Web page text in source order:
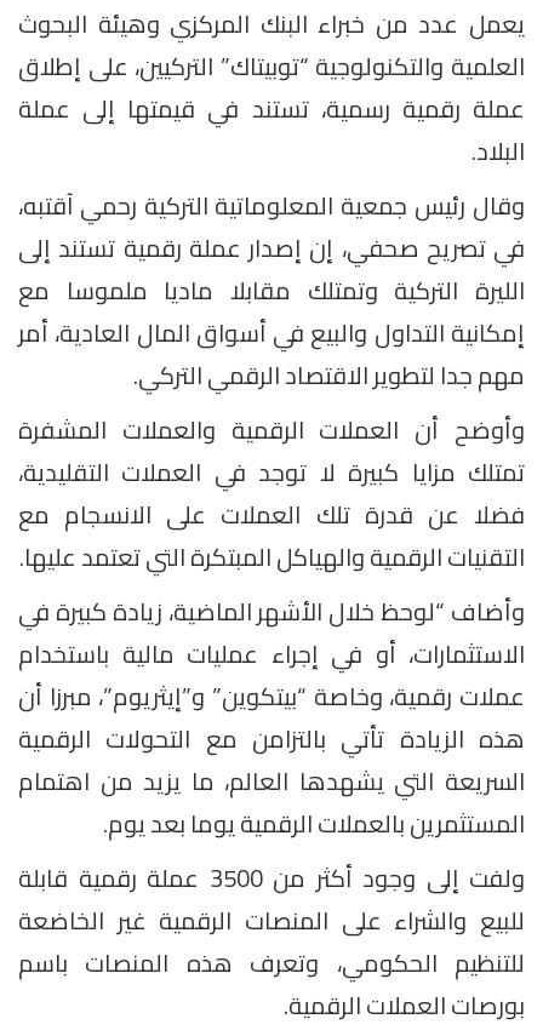
يعمل عدد من خبراء البنك المركزي وهيئة البحوث
العلمية والتكنولوجية “توبيتاك” التركيين، على إطلاق
عملة رقمية رسمية، تستند في قيمتها إلى عملة
البلاد.
وقال رئيس جمعية المعلوماتية التركية رحمي آقتبه،
في تصريح صحفي، إن إصدار عملة رقمية تستند إلى
الليرة التركية وتمتلك مقابلا ماديا ملموسا مع
إمكانية التداول والبيع في أسواق المال العادية، أمر
مهم جدا لتطوير الاقتصاد الرقمي التركي.
وأوضح أن العملات الرقمية والعملات المشفرة
تمتلك مزايا كبيرة لا توجد في العملات التقليدية،
فضلا عن قدرة تلك العملات على الانسجام مع
التقنيات الرقمية والهياكل المبتكرة التي تعتمد عليها.
وأضاف “لوحظ خلال الأشهر الماضية، زيادة كبيرة في
الاستثمارات، أو في إجراء عمليات مالية باستخدام
عملات رقمية، وخاصة “بيتكوين” و”إيثريوم”، مبرزا أن
هذه الزيادة تأتي بالتزامن مع التحولات الرقمية
السريعة التي يشهدها العالم، ما يزيد من اهتمام
المستثمرين بالعملات الرقمية يوما بعد يوم.
ولفت إلى وجود أكثر من 3500 عملة رقمية قابلة
للبيع والشراء على المنصات الرقمية غير الخاضعة
للتنظيم الحكومي، وتعرف هذه المنصات باسم
بورصات العملات الرقمية.